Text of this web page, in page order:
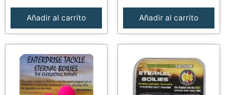
Añadir al carrito Añadir al carrito